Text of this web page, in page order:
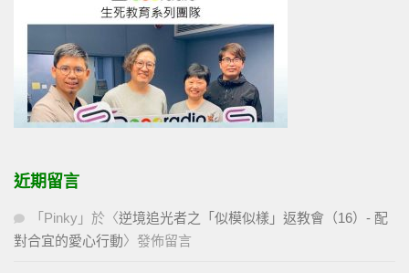
近期留言
「 Pinky 」於〈逆境追光者之「似模似樣」返教會（16）- 配
對合宜的愛心行動〉發佈留言